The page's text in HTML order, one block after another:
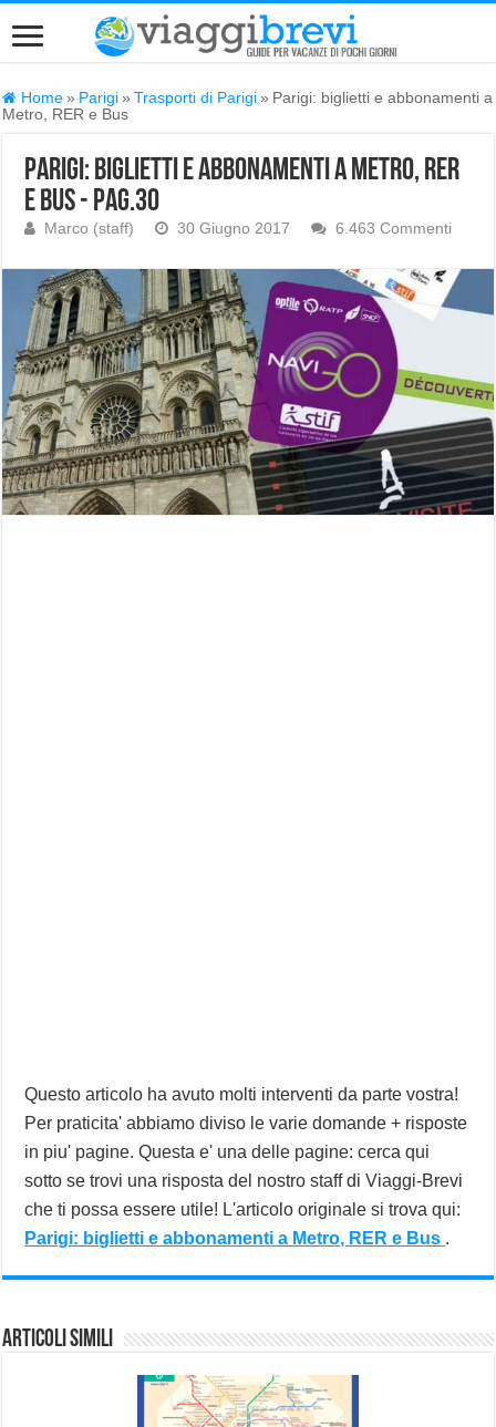
Home » Parigi » Trasporti di Parigi » Parigi: biglietti e abbonamenti a
Metro, RER e Bus
Parigi: biglietti e abbonamenti a Metro, RER
e Bus - Pag.30
Marco (staff) 30 Giugno 2017 6.463 Commenti
Questo articolo ha avuto molti interventi da parte vostra!
Per praticita' abbiamo diviso le varie domande + risposte
in piu' pagine. Questa e' una delle pagine: cerca qui
sotto se trovi una risposta del nostro staff di Viaggi-Brevi
che ti possa essere utile! L'articolo originale si trova qui:
Parigi: biglietti e abbonamenti a Metro, RER e Bus .
Articoli Simili